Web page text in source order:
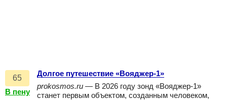
65
В пену
Долгое путешествие «Вояджер-1»
prokosmos.ru — В 2026 году зонд «Вояджер-1»
станет первым объектом, созданным человеком,